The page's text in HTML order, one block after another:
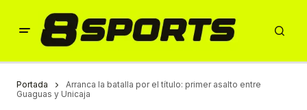
Portada
Arranca la batalla por el título: primer asalto entre
Guaguas y Unicaja